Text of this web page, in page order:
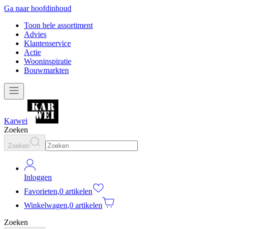
Ga naar hoofdinhoud
Toon hele assortiment
Advies
Klantenservice
Actie
Wooninspiratie
Bouwmarkten
Karwei
Zoeken
Zoeken
Inloggen
Favorieten,0 artikelen
Winkelwagen,0 artikelen
Zoeken